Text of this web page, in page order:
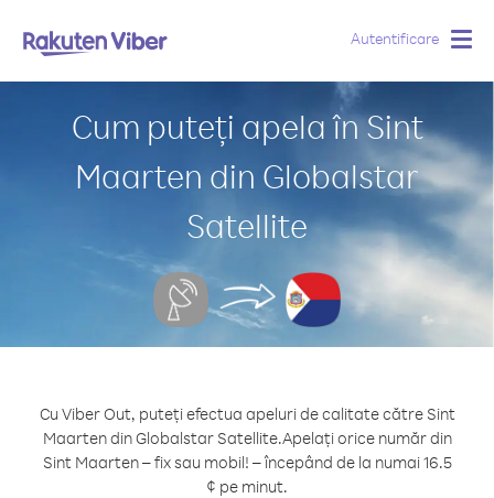
Autentificare
Cum puteți apela în Sint
Maarten din Globalstar
Satellite
Cu Viber Out, puteți efectua apeluri de calitate către Sint
Maarten din Globalstar Satellite.Apelați orice număr din
Sint Maarten – fix sau mobil! – începând de la numai 16.5
¢ pe minut.